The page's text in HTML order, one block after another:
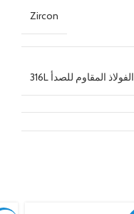
Zircon
الفولاذ المقاوم للصدأ 316L